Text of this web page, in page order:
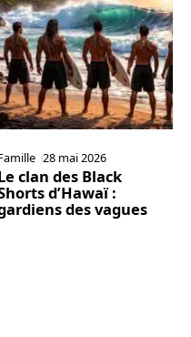
28 mai 2026
clan des Black
d’Hawaï :
des vagues